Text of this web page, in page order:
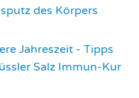
des Körpers
Jahreszeit - Tipps
Salz Immun-Kur